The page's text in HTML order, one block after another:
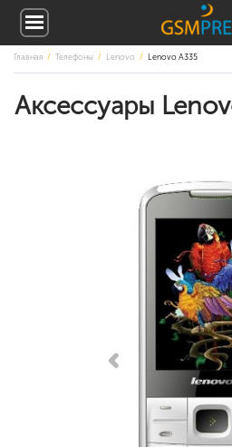
Главная Телефоны Lenovo Lenovo A335
Аксессуары